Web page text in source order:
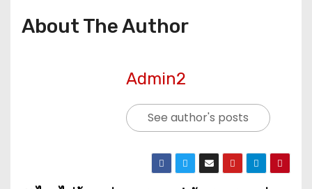
About The Author
Admin2
See author's posts